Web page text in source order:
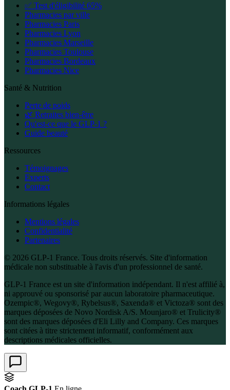
✅ Test d'éligibilité 65%
Pharmacies par ville
Pharmacies Paris
Pharmacies Lyon
Pharmacies Marseille
Pharmacies Toulouse
Pharmacies Bordeaux
Pharmacies Nice
Santé & Nutrition
Perte de poids
🌿 Retraites bien-être
Qu'est-ce que le GLP-1 ?
Guide beauté
Ressources
Témoignages
Experts
Contact
Informations légales
Mentions légales
Confidentialité
Partenaires
© 2026 GLP-1 France. Tous droits réservés. Site d'information
médicale non substituable à l'avis d'un professionnel de santé.
GLP-1 France est un site d'information indépendant. Il n'est affilié à,
ni approuvé ou sponsorisé par aucun laboratoire pharmaceutique.
Ozempic®, Wegovy®, Rybelsus®, Saxenda® et Victoza® sont des
marques déposées de Novo Nordisk A/S. Mounjaro® et Trulicity®
sont des marques déposées d'Eli Lilly and Company. Ces marques
sont citées à titre strictement informatif, conformément aux
descriptions médicales officielles.